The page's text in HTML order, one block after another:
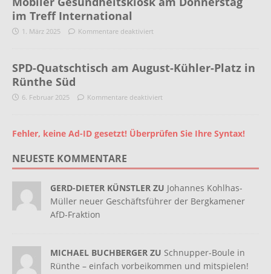
im Treff International
1. März 2025 Kommentare deaktiviert
SPD-Quatschtisch am August-Kühler-Platz in
Rünthe Süd
6. Februar 2025 Kommentare deaktiviert
Fehler, keine Ad-ID gesetzt! Überprüfen Sie Ihre Syntax!
NEUESTE KOMMENTARE
GERD-DIETER KÜNSTLER ZU Johannes Kohlhas-
Müller neuer Geschäftsführer der Bergkamener
AfD-Fraktion
MICHAEL BUCHBERGER ZU Schnupper-Boule in
Rünthe – einfach vorbeikommen und mitspielen!